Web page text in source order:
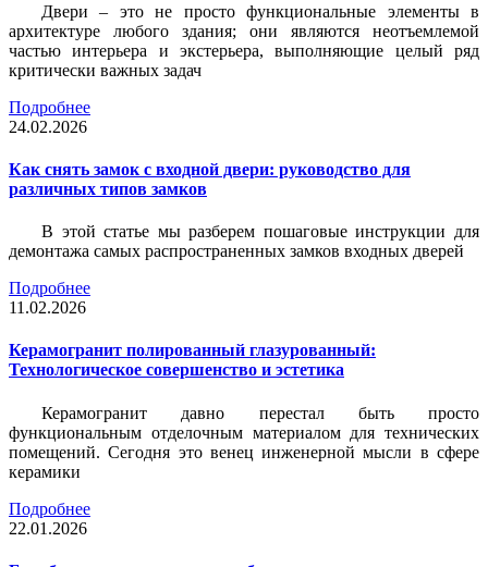
Двери – это не просто функциональные элементы в
архитектуре любого здания; они являются неотъемлемой
частью интерьера и экстерьера, выполняющие целый ряд
критически важных задач
Подробнее
24.02.2026
Как снять замок с входной двери: руководство для
различных типов замков
В этой статье мы разберем пошаговые инструкции для
демонтажа самых распространенных замков входных дверей
Подробнее
11.02.2026
Керамогранит полированный глазурованный:
Технологическое совершенство и эстетика
Керамогранит давно перестал быть просто
функциональным отделочным материалом для технических
помещений. Сегодня это венец инженерной мысли в сфере
керамики
Подробнее
22.01.2026